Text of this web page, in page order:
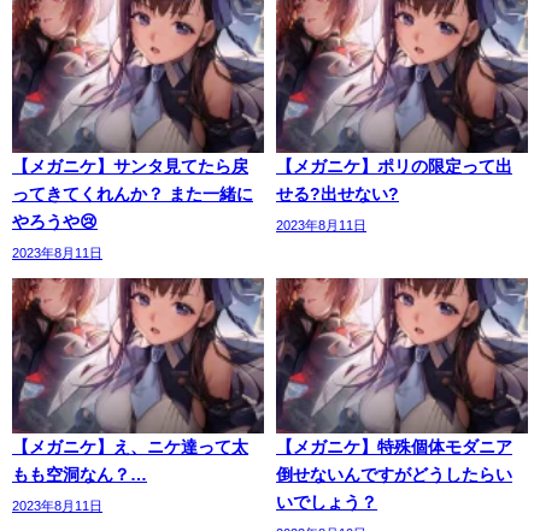
【メガニケ】サンタ見てたら戻
ってきてくれんか？ また一緒に
やろうや😢
2023年8月11日
【メガニケ】ポリの限定って出
せる?出せない?
2023年8月11日
【メガニケ】え、ニケ達って太
もも空洞なん？…
2023年8月11日
【メガニケ】特殊個体モダニア
倒せないんですがどうしたらい
いでしょう？